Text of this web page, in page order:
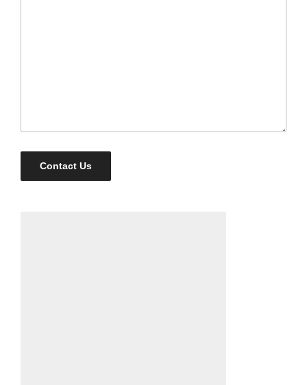
Contact Us